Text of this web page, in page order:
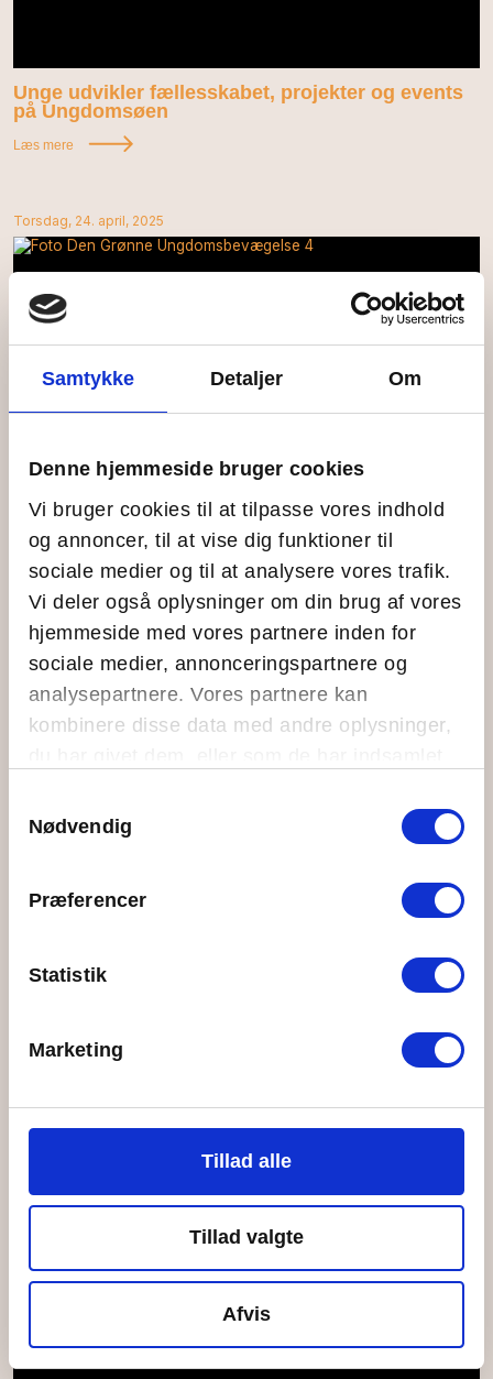
Samtykke Detaljer Om
Denne hjemmeside bruger cookies
Vi bruger cookies til at tilpasse vores indhold
og annoncer, til at vise dig funktioner til
sociale medier og til at analysere vores trafik.
Vi deler også oplysninger om din brug af vores
hjemmeside med vores partnere inden for
sociale medier, annonceringspartnere og
analysepartnere. Vores partnere kan
kombinere disse data med andre oplysninger,
Nødvendig
Præferencer
Statistik
Marketing
Tillad alle
Tillad valgte
Afvis
Unge udvikler fællesskabet, projekter og events
på Ungdomsøen
Læs mere
Torsdag, 24. april, 2025
Faglig Forstyrrelse: “Håb er en enormt
handlekraftig følelse”
Læs mere
Onsdag, 12. marts, 2025
Faglig Forstyrrelse: "Vi skal leve i den fremtid
som nutidens politik former"